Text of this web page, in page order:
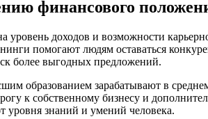
финансового
уровень доходов и возможности
помогают людям оставаться
более выгодных предложений.
образованием зарабатывают в
к собственному бизнесу и
уровня знаний и умений человека.